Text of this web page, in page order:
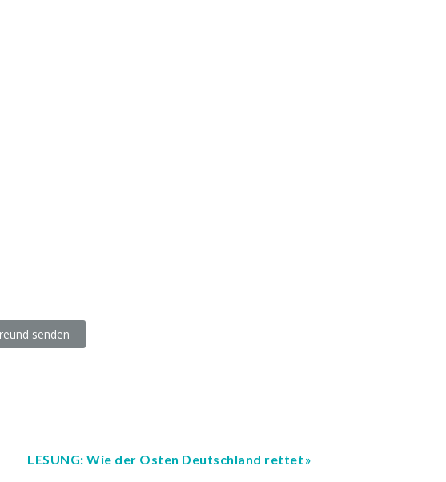
senden
LESUNG: Wie der Osten Deutschland rettet